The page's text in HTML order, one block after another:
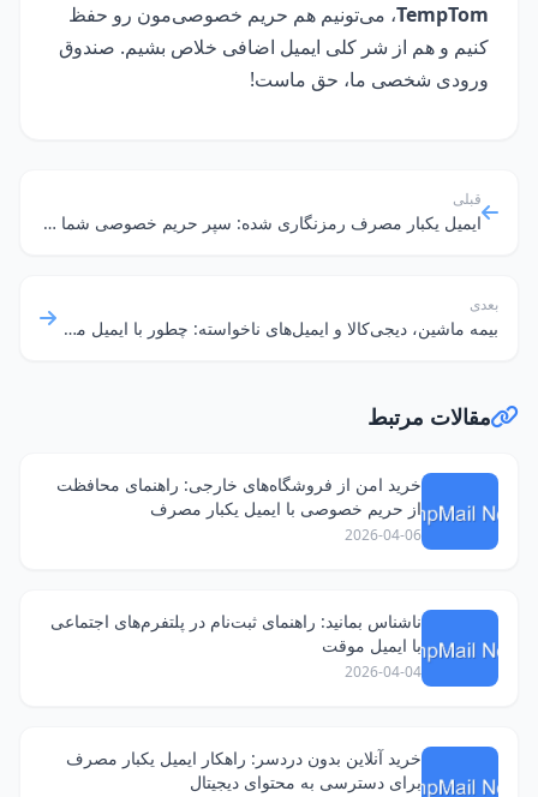
TempTom، می‌تونیم هم حریم خصوصی‌مون رو حفظ
کنیم و هم از شر کلی ایمیل اضافی خلاص بشیم. صندوق
ورودی شخصی ما، حق ماست!
قبلی
ایمیل یکبار مصرف رمزنگاری شده: سپر حریم خصوصی شما در دنیای آنلاین
بعدی
بیمه ماشین، دیجی‌کالا و ایمیل‌های ناخواسته: چطور با ایمیل موقت، اعصاب‌مان را نجات دهیم؟
مقالات مرتبط
خرید امن از فروشگاه‌های خارجی: راهنمای محافظت
از حریم خصوصی با ایمیل یکبار مصرف
2026-04-06
ناشناس بمانید: راهنمای ثبت‌نام در پلتفرم‌های اجتماعی
با ایمیل موقت
2026-04-04
خرید آنلاین بدون دردسر: راهکار ایمیل یکبار مصرف
برای دسترسی به محتوای دیجیتال